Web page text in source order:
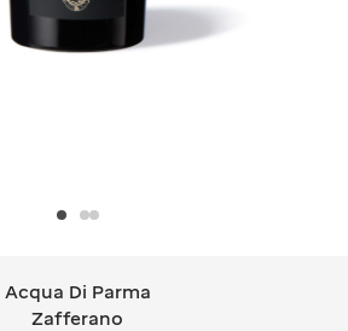
Zafferano
Acqua Di Parma
Zafferano